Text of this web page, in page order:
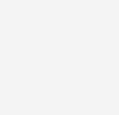
策にも役立てる。